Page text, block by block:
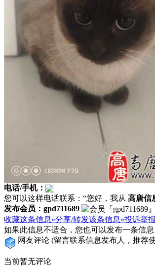
电话/手机：
您可以这样电话联系：“您好，我从 高唐信
发布会员：gpd711689
收藏这条信息»分享/转发该条信息»投诉举
如果此信息不适合，您也可以发布一条信
网友评论 (留言联系信息发布人，推荐
当前暂无评论